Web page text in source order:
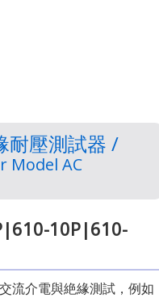
耐壓測試器 /
Model AC
10P|610-
流介電與絶緣測試，例如